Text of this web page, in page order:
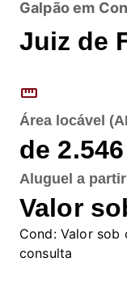
Galpão em
Juiz de
straighten
Área locável
de
Aluguel a
Valor
Cond:Valor sob
consulta